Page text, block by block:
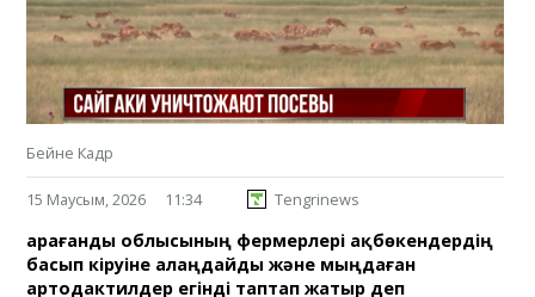
Бейне Кадр
15 Маусым, 2026 11:34 Tengrinews
Қарағанды облысының фермерлері ақбөкендердің
басып кіруіне алаңдайды және мыңдаған
артодактилдер егінді таптап жатыр деп